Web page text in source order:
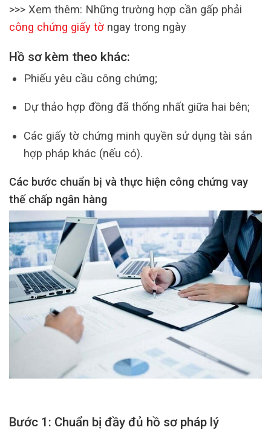
>>> Xem thêm: Những trường hợp cần gấp phải
công chứng giấy tờ ngay trong ngày
Hồ sơ kèm theo khác:
Phiếu yêu cầu công chứng;
Dự thảo hợp đồng đã thống nhất giữa hai bên;
Các giấy tờ chứng minh quyền sử dụng tài sản
hợp pháp khác (nếu có).
Các bước chuẩn bị và thực hiện công chứng vay
thế chấp ngân hàng
Bước 1: Chuẩn bị đầy đủ hồ sơ pháp lý